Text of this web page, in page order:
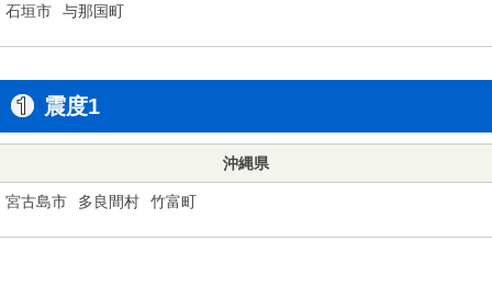
石垣市 与那国町
震度1
沖縄県
宮古島市 多良間村 竹富町